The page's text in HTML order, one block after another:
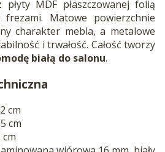
MDF płaszczowanej folią
frezami. Matowe powierzchnie
charakter mebla, a metalowe
i trwałość. Całość tworzy
białą do salonu.
cm
cm
cm